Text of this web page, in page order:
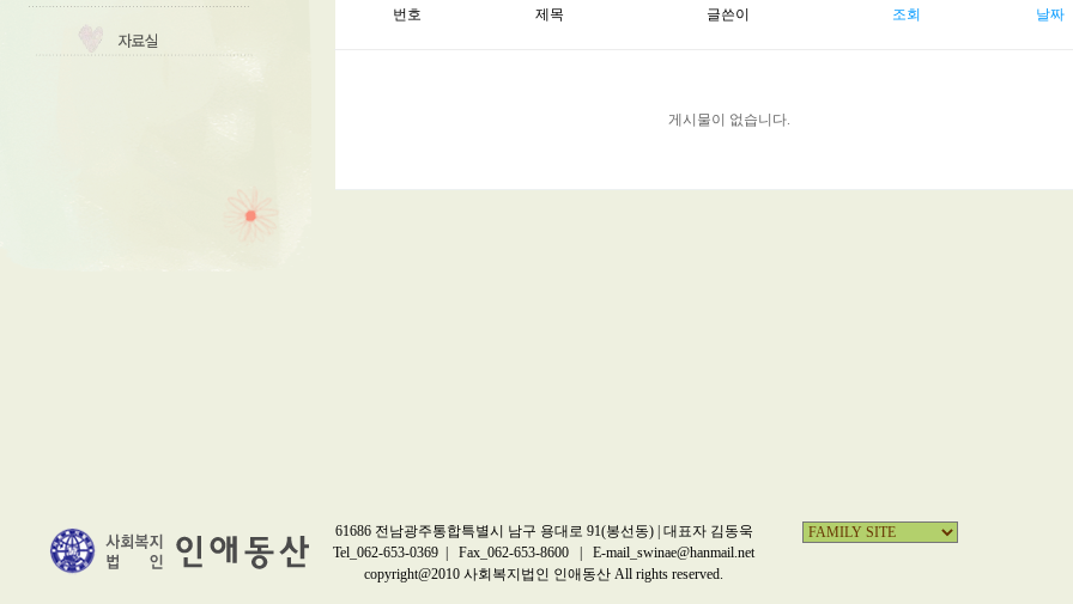
번호 제목 글쓴이 조회 날짜
게시물이 없습니다.
61686 전남광주통합특별시 남구 용대로 91(봉선동) | 대표자 김동욱
Tel_062-653-0369 | Fax_062-653-8600 | E-mail_swinae@hanmail.net
copyright@2010 사회복지법인 인애동산 All rights reserved.